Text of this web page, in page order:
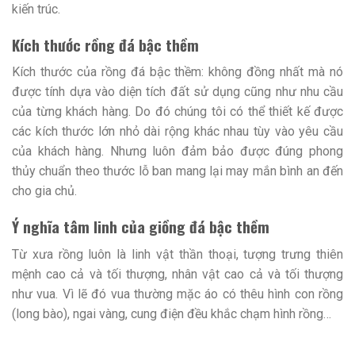
kiến trúc.
Kích thước rồng đá bậc thềm
Kích thước của rồng đá bậc thềm: không đồng nhất mà nó
được tính dựa vào diện tích đất sử dụng cũng như nhu cầu
của từng khách hàng. Do đó chúng tôi có thể thiết kế được
các kích thước lớn nhỏ dài rộng khác nhau tùy vào yêu cầu
của khách hàng. Nhưng luôn đảm bảo được đúng phong
thủy chuẩn theo thước lỗ ban mang lại may mắn bình an đến
cho gia chủ.
Ý nghĩa tâm linh của giồng đá bậc thềm
Từ xưa rồng luôn là linh vật thần thoại, tượng trưng thiên
mệnh cao cả và tối thượng, nhân vật cao cả và tối thượng
như vua. Vì lẽ đó vua thường mặc áo có thêu hình con rồng
(long bào), ngai vàng, cung điện đều khắc chạm hình rồng…